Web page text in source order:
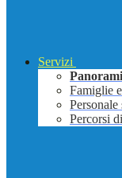
Servizi
Famiglie
Personale
Percorsi